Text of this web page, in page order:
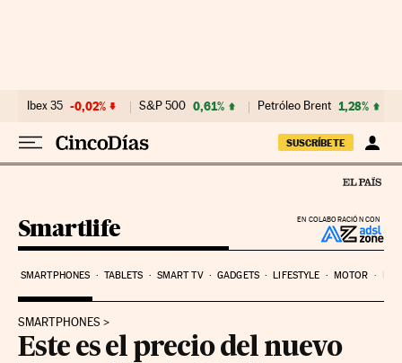
Ibex 35 -0,02% S&P 500 0,61% Petróleo Brent 1,28%
SUSCRÍBETE
EN COLABORACIÓN CON
Smartlife
SMARTPHONES TABLETS SMART TV GADGETS LIFESTYLE MOTOR
SMARTPHONES
Este es el precio del nuevo